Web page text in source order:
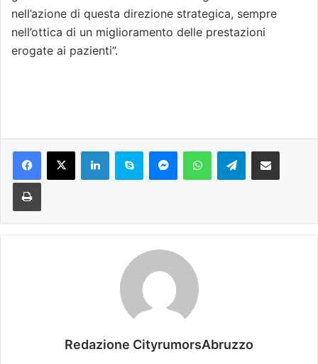
nell’azione di questa direzione strategica, sempre
nell’ottica di un miglioramento delle prestazioni
erogate ai pazienti”.
Telegram
Redazione CityrumorsAbruzzo